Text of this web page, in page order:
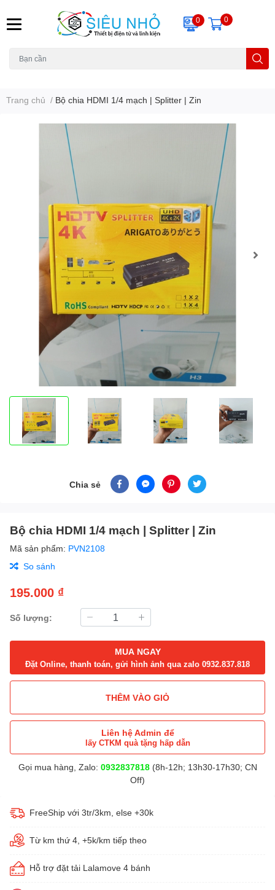
0 0
Trang chủ / Bộ chia HDMI 1/4 mạch | Splitter | Zin
Chia sẻ
Bộ chia HDMI 1/4 mạch | Splitter | Zin
Mã sản phẩm: PVN2108
So sánh
195.000 ₫
Số lượng:
MUA NGAY
Đặt Online, thanh toán, gửi hình ảnh qua zalo 0932.837.818
THÊM VÀO GIỎ
Liên hệ Admin để
lấy CTKM quà tặng hấp dẫn
Gọi mua hàng, Zalo: 0932837818(8h-12h; 13h30-17h30; CN
Off)
FreeShip với 3tr/3km, else +30k
Từ km thứ 4, +5k/km tiếp theo
Hỗ trợ đặt tải Lalamove 4 bánh